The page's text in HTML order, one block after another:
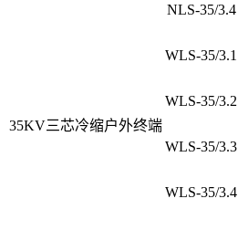
NLS-35/3.4
35KV三芯冷缩户外终端
WLS-35/3.1
WLS-35/3.2
WLS-35/3.3
WLS-35/3.4